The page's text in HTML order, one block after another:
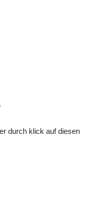
durch klick auf diesen